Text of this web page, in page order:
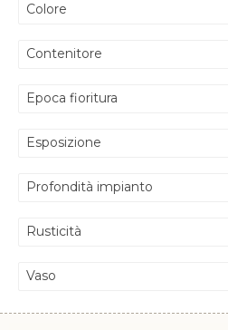
Colore
Contenitore
Epoca fioritura
Esposizione
Profondità impianto
Rusticità
Vaso